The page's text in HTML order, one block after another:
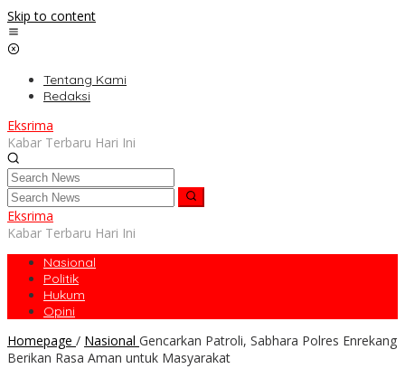
Skip to content
Tentang Kami
Redaksi
Eksrima
Kabar Terbaru Hari Ini
Eksrima
Kabar Terbaru Hari Ini
Nasional
Politik
Hukum
Opini
Homepage / Nasional Gencarkan Patroli, Sabhara Polres Enrekang
Berikan Rasa Aman untuk Masyarakat